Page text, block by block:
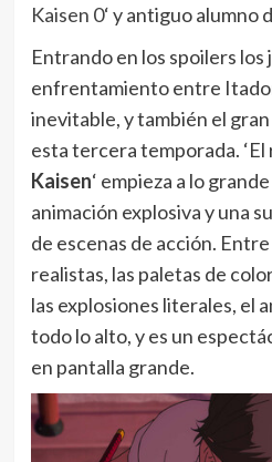
Kaisen 0‘ y antiguo alumno
Entrando en los spoilers los
enfrentamiento entre
inevitable, y también el
esta tercera temporada. ‘El
Kaisen‘ empieza a lo
animación explosiva y una
de escenas de acción.
realistas, las paletas de
las explosiones literales, el
todo lo alto, y es un
en pantalla grande.